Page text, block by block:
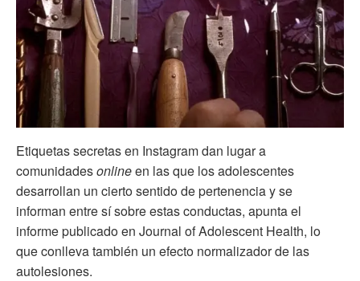
Etiquetas secretas en Instagram dan lugar a
comunidadesonlineen las que los adolescentes
desarrollan un cierto sentido de pertenencia y se
informan entre sí sobre estas conductas, apunta el
informe publicado en Journal of Adolescent Health, lo
que conlleva también un efecto normalizador de las
autolesiones.